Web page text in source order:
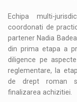
Echipa multi-
coordonati de
partener Nadia
din prima etapa a
diligence pe
reglementare, la
de drept roman
finalizarea achizitiei.